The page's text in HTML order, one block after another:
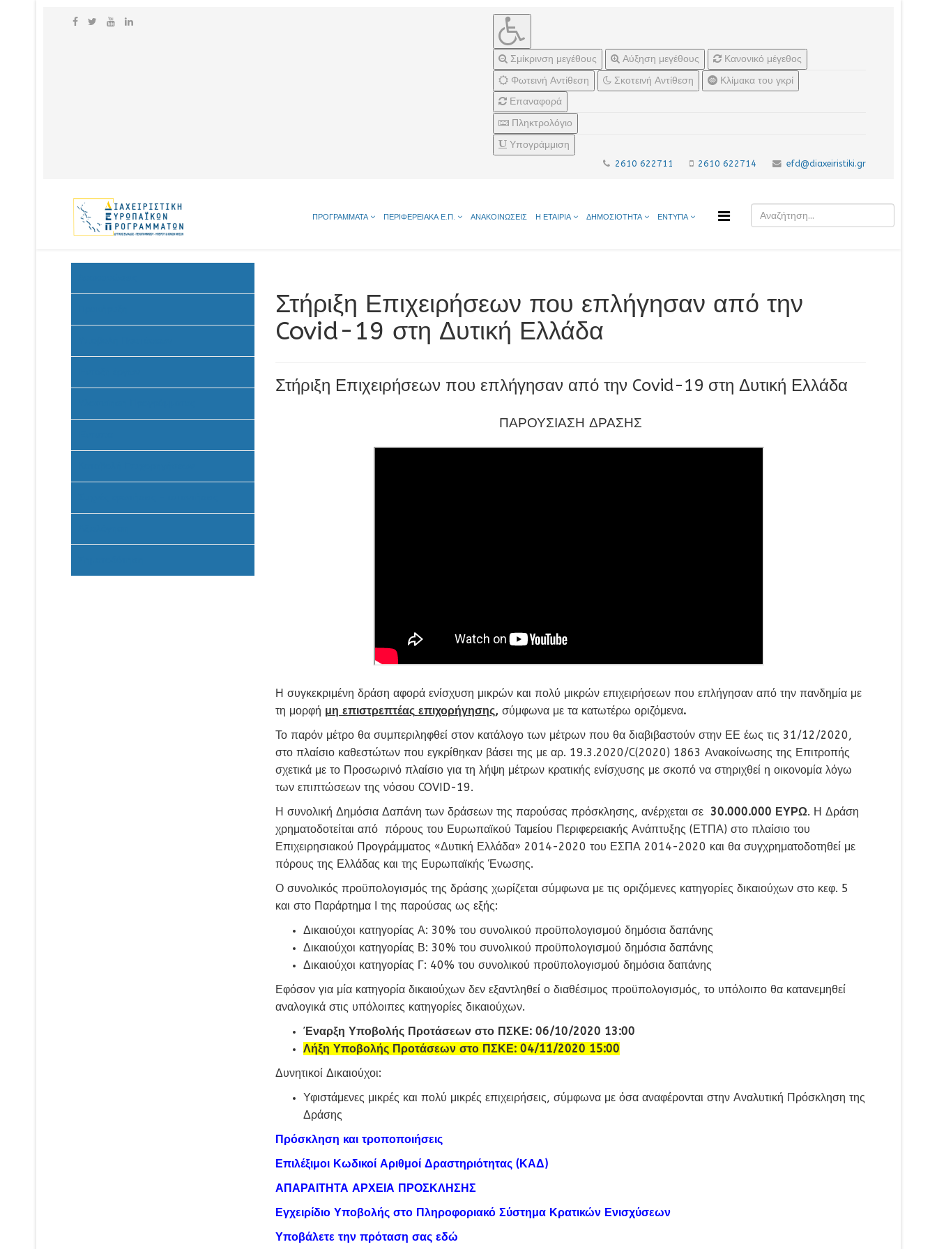
Σμίκρινση μεγέθους Αύξηση μεγέθους
Κανονικό μέγεθος
Φωτεινή Αντίθεση
Σκοτεινή Αντίθεση
Κλίμακα του γκρί
Επαναφορά
Πληκτρολόγιο
Υπογράμμιση
2610 622711 2610 622714 efd@diaxeiristiki.gr
ΠΡΟΓΡΑΜΜΑΤΑ ΠΕΡΙΦΕΡΕΙΑΚΑ Ε.Π. ΑΝΑΚΟΙΝΩΣΕΙΣ Η ΕΤΑΙΡΙΑ ΔΗΜΟΣΙΟΤΗΤΑ ΕΝΤΥΠΑ
Στήριξη Επιχειρήσεων που επλήγησαν από την
Covid-19 στη Δυτική Ελλάδα
Στήριξη Επιχειρήσεων που επλήγησαν από την Covid-19 στη Δυτική Ελλάδα
ΠΑΡΟΥΣΙΑΣΗ ΔΡΑΣΗΣ
Η συγκεκριμένη δράση αφορά ενίσχυση μικρών και πολύ μικρών επιχειρήσεων που επλήγησαν από την πανδημία με
τη μορφή μη επιστρεπτέας επιχορήγησης, σύμφωνα με τα κατωτέρω οριζόμενα.
Το παρόν μέτρο θα συμπεριληφθεί στον κατάλογο των μέτρων που θα διαβιβαστούν στην ΕΕ έως τις 31/12/2020,
στο πλαίσιο καθεστώτων που εγκρίθηκαν βάσει της με αρ. 19.3.2020/C(2020) 1863 Ανακοίνωσης της Επιτροπής
σχετικά με το Προσωρινό πλαίσιο για τη λήψη μέτρων κρατικής ενίσχυσης με σκοπό να στηριχθεί η οικονομία λόγω
των επιπτώσεων της νόσου COVID-19.
Η συνολική Δημόσια Δαπάνη των δράσεων της παρούσας πρόσκλησης, ανέρχεται σε 30.000.000 ΕΥΡΩ. Η Δράση
χρηματοδοτείται από πόρους του Ευρωπαϊκού Ταμείου Περιφερειακής Ανάπτυξης (ΕΤΠΑ) στο πλαίσιο του
Επιχειρησιακού Προγράμματος «Δυτική Ελλάδα» 2014-2020 του ΕΣΠΑ 2014-2020 και θα συγχρηματοδοτηθεί με
πόρους της Ελλάδας και της Ευρωπαϊκής Ένωσης.
Ο συνολικός προϋπολογισμός της δράσης χωρίζεται σύμφωνα με τις οριζόμενες κατηγορίες δικαιούχων στο κεφ. 5
και στο Παράρτημα Ι της παρούσας ως εξής:
Δικαιούχοι κατηγορίας Α: 30% του συνολικού προϋπολογισμού δημόσια δαπάνης
Δικαιούχοι κατηγορίας Β: 30% του συνολικού προϋπολογισμού δημόσια δαπάνης
Δικαιούχοι κατηγορίας Γ: 40% του συνολικού προϋπολογισμού δημόσια δαπάνης
Εφόσον για μία κατηγορία δικαιούχων δεν εξαντληθεί ο διαθέσιμος προϋπολογισμός, το υπόλοιπο θα κατανεμηθεί
αναλογικά στις υπόλοιπες κατηγορίες δικαιούχων.
Έναρξη Υποβολής Προτάσεων στο ΠΣΚΕ: 06/10/2020 13:00
Λήξη Υποβολής Προτάσεων στο ΠΣΚΕ: 04/11/2020 15:00
Δυνητικοί Δικαιούχοι:
Υφιστάμενες μικρές και πολύ μικρές επιχειρήσεις, σύμφωνα με όσα αναφέρονται στην Αναλυτική Πρόσκληση της
Δράσης
Πρόσκληση και τροποποιήσεις
Επιλέξιμοι Κωδικοί Αριθμοί Δραστηριότητας (ΚΑΔ)
ΑΠΑΡΑΙΤΗΤΑ ΑΡΧΕΙΑ ΠΡΟΣΚΛΗΣΗΣ
Εγχειρίδιο Υποβολής στο Πληροφοριακό Σύστημα Κρατικών Ενισχύσεων
Υποβάλετε την πρόταση σας εδώ